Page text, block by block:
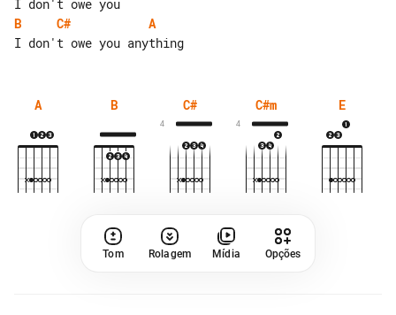
B
C#
A
A B C#
4
C#m
4
E
Tom Rolagem Mídia Opções